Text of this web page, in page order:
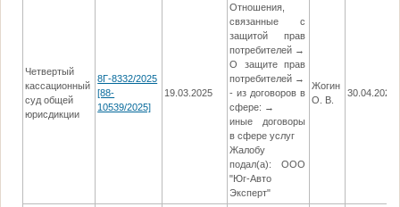
Четвертый
кассационный
суд общей
юрисдикции
8Г-8332/2025
[88-
10539/2025]
19.03.2025
Отношения,
связанные с
защитой прав
потребителей →
О защите прав
потребителей →
- из договоров в
сфере: →
иные договоры
в сфере услуг
Жалобу
подал(а): ООО
"Юг-Авто
Эксперт"
Жогин
О. В.
30.04.2025